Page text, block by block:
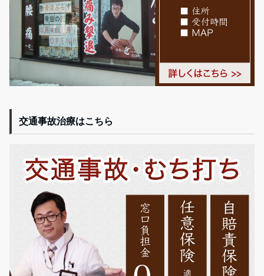
交通事故治療はこちら